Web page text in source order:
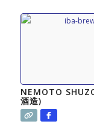
NEMOTO
酒造)